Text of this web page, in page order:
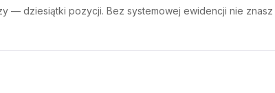
— dziesiątki pozycji. Bez systemowej ewidencji nie znasz